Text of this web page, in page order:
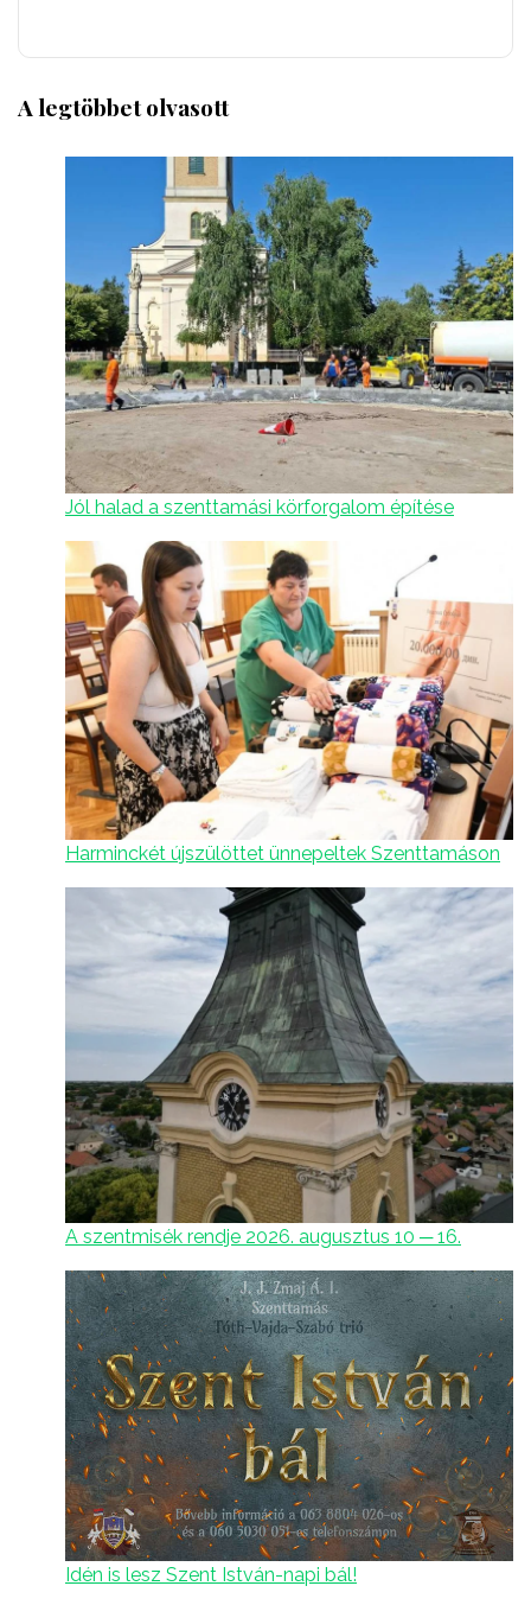
A legtöbbet olvasott
Jól halad a szenttamási körforgalom építése
Harminckét újszülöttet ünnepeltek Szenttamáson
A szentmisék rendje 2026. augusztus 10 ─ 16.
Idén is lesz Szent István-napi bál!